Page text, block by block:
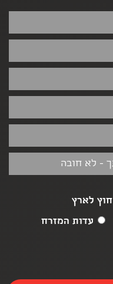
חוץ לארץ
עדות המזרח